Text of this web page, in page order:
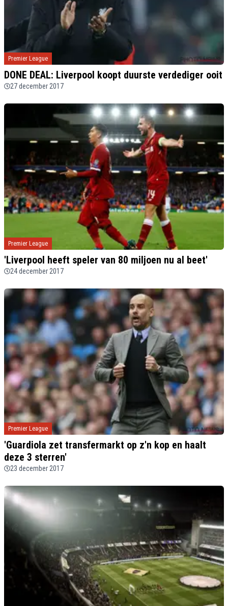
Premier League
DONE DEAL: Liverpool koopt duurste verdediger ooit
27 december 2017
Premier League
'Liverpool heeft speler van 80 miljoen nu al beet'
24 december 2017
Premier League
'Guardiola zet transfermarkt op z'n kop en haalt
deze 3 sterren'
23 december 2017